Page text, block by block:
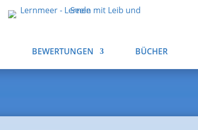
BEWERTUNGEN BÜCHER